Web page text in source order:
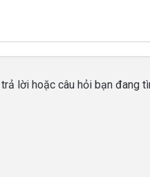
lời hoặc câu hỏi bạn đang